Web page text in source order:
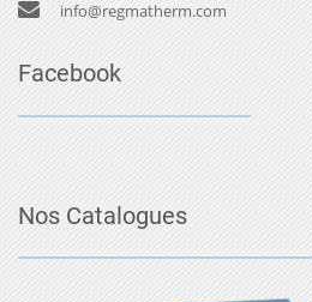
info@regmatherm.com
Facebook
Nos Catalogues